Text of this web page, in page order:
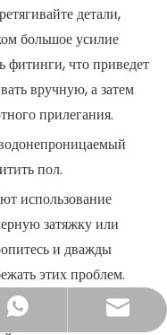
детали,
большое усилие
фитинги, что приведет
вручную, а затем
прилегания.
пол.
использование
затяжку или
и дважды
этих проблем.